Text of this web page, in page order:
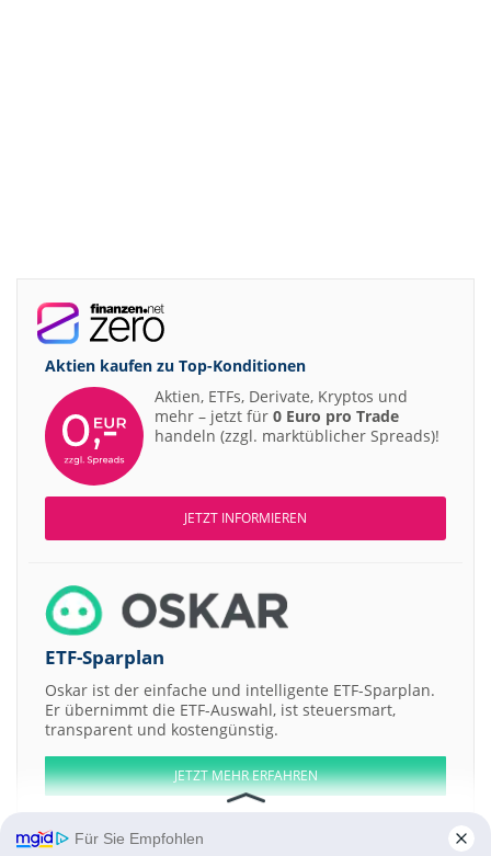
Aktien kaufen zu Top-Konditionen
Aktien, ETFs, Derivate, Kryptos und
mehr – jetzt für 0 Euro pro Trade
handeln (zzgl. marktüblicher Spreads)!
JETZT INFORMIEREN
ETF-Sparplan
Oskar ist der einfache und intelligente ETF-Sparplan.
Er übernimmt die ETF-Auswahl, ist steuersmart,
transparent und kostengünstig.
JETZT MEHR ERFAHREN
Für Sie Empfohlen